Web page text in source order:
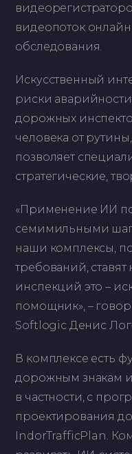
видеопоток
обследования.
Искусственный
риски
дорожных
человека от
позволяет
стратегические,
«Применение ИИ
семимильными
наши комплексы,
требований,
инспекций это –
помощник», –
Softlogic Денис
В комплексе есть
дорожным знакам
в частности, с
проектирования
IndorTrafficPlan.